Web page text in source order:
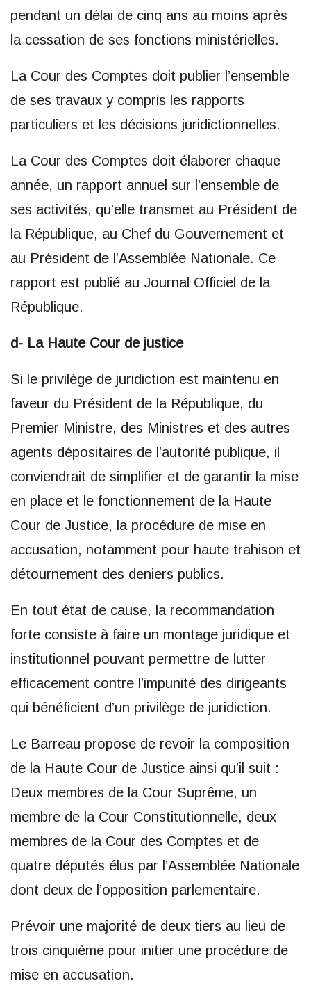
pendant un délai de cinq ans au moins après
la cessation de ses fonctions ministérielles.
La Cour des Comptes doit publier l’ensemble
de ses travaux y compris les rapports
particuliers et les décisions juridictionnelles.
La Cour des Comptes doit élaborer chaque
année, un rapport annuel sur l’ensemble de
ses activités, qu’elle transmet au Président de
la République, au Chef du Gouvernement et
au Président de l’Assemblée Nationale. Ce
rapport est publié au Journal Officiel de la
République.
d- La Haute Cour de justice
Si le privilège de juridiction est maintenu en
faveur du Président de la République, du
Premier Ministre, des Ministres et des autres
agents dépositaires de l’autorité publique, il
conviendrait de simplifier et de garantir la mise
en place et le fonctionnement de la Haute
Cour de Justice, la procédure de mise en
accusation, notamment pour haute trahison et
détournement des deniers publics.
En tout état de cause, la recommandation
forte consiste à faire un montage juridique et
institutionnel pouvant permettre de lutter
efficacement contre l’impunité des dirigeants
qui bénéficient d’un privilège de juridiction.
Le Barreau propose de revoir la composition
de la Haute Cour de Justice ainsi qu’il suit :
Deux membres de la Cour Suprême, un
membre de la Cour Constitutionnelle, deux
membres de la Cour des Comptes et de
quatre députés élus par l’Assemblée Nationale
dont deux de l’opposition parlementaire.
Prévoir une majorité de deux tiers au lieu de
trois cinquième pour initier une procédure de
mise en accusation.